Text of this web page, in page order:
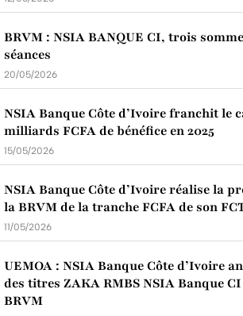
BRVM : NSIA BANQUE CI, trois
séances
20/05/2026
NSIA Banque Côte d’Ivoire franchit le
milliards FCFA de bénéfice en 2025
15/05/2026
NSIA Banque Côte d’Ivoire réalise la
la BRVM de la tranche FCFA de son
11/05/2026
UEMOA : NSIA Banque Côte d’Ivoire
des titres ZAKA RMBS NSIA Banque
BRVM